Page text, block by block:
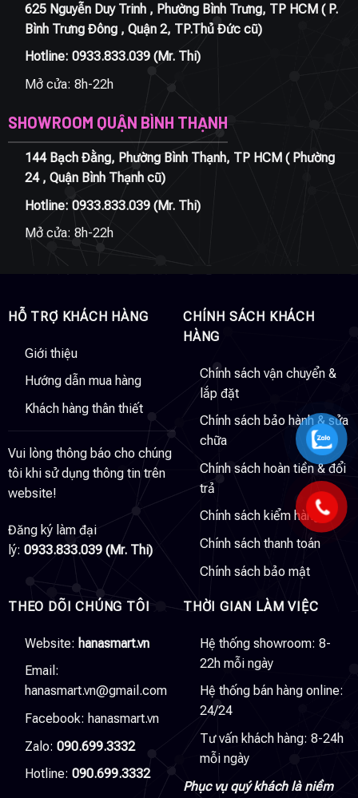
625 Nguyễn Duy Trinh , Phường Bình Trưng, TP HCM ( P.
Bình Trưng Đông , Quận 2, TP.Thủ Đức cũ)
Hotline: 0933.833.039(Mr. Thi)
Mở cửa: 8h-22h
SHOWROOM QUẬN BÌNH THẠNH
144 Bạch Đằng, Phường Bình Thạnh, TP HCM ( Phường
24 , Quận Bình Thạnh cũ)
Hotline: 0933.833.039(Mr. Thi)
Mở cửa: 8h-22h
HỖ TRỢ KHÁCH HÀNG
Giới thiệu
Hướng dẫn mua hàng
Khách hàng thân thiết
Vui lòng thông báo cho chúng
tôi khi sử dụng thông tin trên
website!
Đăng ký làm đại
lý: 0933.833.039 (Mr. Thi)
CHÍNH SÁCH KHÁCH
HÀNG
Chính sách vận chuyển &
lắp đặt
Chính sách bảo hành & sửa
chữa
Chính sách hoàn tiền & đổi
trả
Chính sách kiểm hàng
Chính sách thanh toán
Chính sách bảo mật
THEO DÕI CHÚNG TÔI
Website: hanasmart.vn
Email:
hanasmart.vn@gmail.com
Facebook: hanasmart.vn
Zalo: 090.699.3332
Hotline: 090.699.3332
THỜI GIAN LÀM VIỆC
Hệ thống showroom: 8-
22h mỗi ngày
Hệ thống bán hàng online:
24/24
Tư vấn khách hàng: 8-24h
mỗi ngày
Phục vụ quý khách là niềm